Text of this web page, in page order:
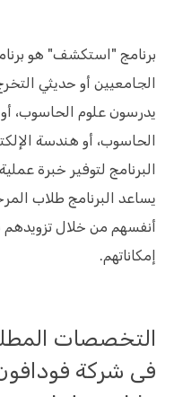
برنامج "استكشف" هو
يدرسون علوم الحاسوب،
الحاسوب، أو هندسة
البرنامج لتوفير خبرة
يساعد البرنامج طلاب
أنفسهم من خلال تزويدهم
إمكاناتهم.
التخصصات